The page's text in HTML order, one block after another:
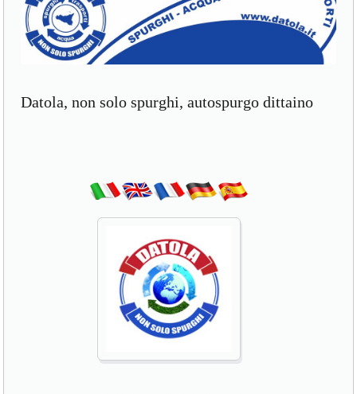
Datola, non solo spurghi, autospurgo dittaino